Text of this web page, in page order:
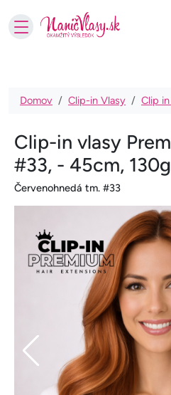
Omrvinka
Domov Clip-in Vlasy Clip
Clip-in vlasy
#33, - 45cm, 130g
Červenohnedá tm. #33